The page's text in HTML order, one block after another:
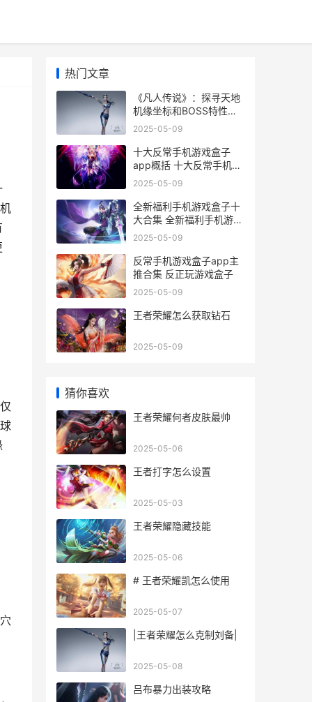
热门文章
《凡人传说》：探寻天地
机缘坐标和BOSS特性解
析 凡人传说淬体等级
2025-05-09
十大反常手机游戏盒子
app概括 十大反常手机游
戏排行榜
2025-05-09
全新福利手机游戏盒子十
大合集 全新福利手机游戏
有哪些
2025-05-09
反常手机游戏盒子app主
推合集 反正玩游戏盒子
2025-05-09
王者荣耀怎么获取钻石
2025-05-09
猜你喜欢
王者荣耀何者皮肤最帅
2025-05-06
王者打字怎么设置
2025-05-03
王者荣耀隐藏技能
2025-05-06
# 王者荣耀凯怎么使用
2025-05-07
|王者荣耀怎么克制刘备|
2025-05-08
吕布暴力出装攻略